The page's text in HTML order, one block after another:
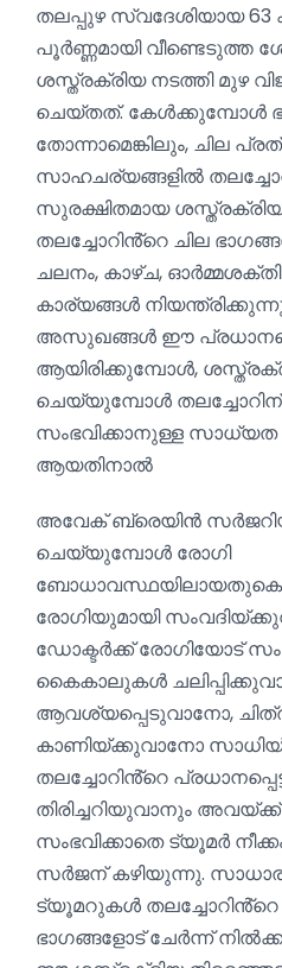
തലപ്പുഴ സ്വദേശിയായ
പൂർണ്ണമായി വീണ്ടെടുത്ത
ശസ്ത്രക്രിയ നടത്തി മുഴ
ചെയ്തത്. കേൾക്കുമ്പോൾ
തോന്നാമെങ്കിലും, ചില
സാഹചര്യങ്ങളിൽ
സുരക്ഷിതമായ
തലച്ചോറിൻ്റെ ചില
ചലനം, കാഴ്ച, ഓർമ്മശക്തി
കാര്യങ്ങൾ
അസുഖങ്ങൾ ഈ
ആയിരിക്കുമ്പോൾ,
ചെയ്യുമ്പോൾ
സംഭവിക്കാനുള്ള
ആയതിനാൽ
അവേക് ബ്രെയിൻ
ചെയ്യുമ്പോൾ രോഗി
രോഗിയുമായി
ഡോക്ടർക്ക് രോഗിയോട്
കൈകാലുകൾ
ആവശ്യപ്പെടുവാനോ,
കാണിയ്ക്കുവാനോ
തലച്ചോറിൻ്റെ
തിരിച്ചറിയുവാനും
സംഭവിക്കാതെ ട്യൂമർ
സർജന് കഴിയുന്നു.
ട്യൂമറുകൾ തലച്ചോറിൻ്റെ
ഭാഗങ്ങളോട് ചേർന്ന്